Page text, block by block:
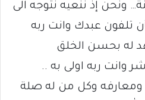
ونحن إذ ننعيه نتوجه الى
تلفون عبدك وانت ربه
له بحسن الخلق
وانت ربه اولى به ..
ومعارفه وكل من له صلة